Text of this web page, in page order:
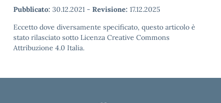
Pubblicato: 30.12.2021 - Revisione: 17.12.2025
Eccetto dove diversamente specificato, questo articolo è
stato rilasciato sotto Licenza Creative Commons
Attribuzione 4.0 Italia.